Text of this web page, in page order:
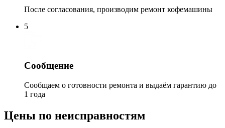
После согласования, производим ремонт кофемашины
5
Сообщение
Сообщаем о готовности ремонта и выдаём гарантию до
1 года
Цены по неисправностям